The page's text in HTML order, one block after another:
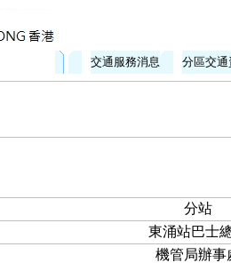
交通服務消息 分區交通
分站
東涌站巴士
機管局辦事